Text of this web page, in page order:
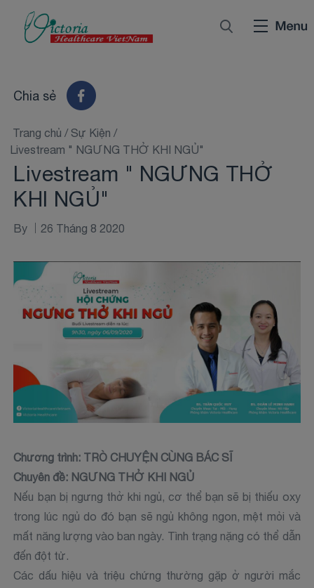
Chia sẻ
Trang chủ /Sự Kiện /
Livestream " NGƯNG THỞ KHI NGỦ"
Livestream " NGƯNG THỞ
KHI NGỦ"
By 26 Tháng 8 2020
Chương trình: TRÒ CHUYỆN CÙNG BÁC SĨ
Chuyên đề: NGƯNG THỞ KHI NGỦ
Nếu bạn bị ngưng thở khi ngủ, cơ thể bạn sẽ bị thiếu oxy
trong lúc ngủ do đó bạn sẽ ngủ không ngon, mệt mỏi và
mất năng lượng vào ban ngày. Tình trạng nặng có thể dẫn
đến đột tử.
Các dấu hiệu và triệu chứng thường gặp ở người mắc